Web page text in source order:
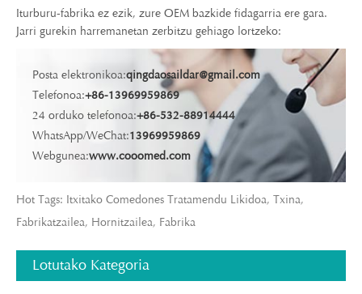
Iturburu-fabrika ez ezik, zure OEM bazkide fidagarria ere gara.
Jarri gurekin harremanetan zerbitzu gehiago lortzeko:
Posta elektronikoa:qingdaosaildar@gmail.com
Telefonoa:+86-13969959869
24 orduko telefonoa:+86-532-88914444
WhatsApp/WeChat:13969959869
Webgunea:www.cooomed.com
Hot Tags: Itxitako Comedones Tratamendu Likidoa, Txina,
Fabrikatzailea, Hornitzailea, Fabrika
Lotutako Kategoria